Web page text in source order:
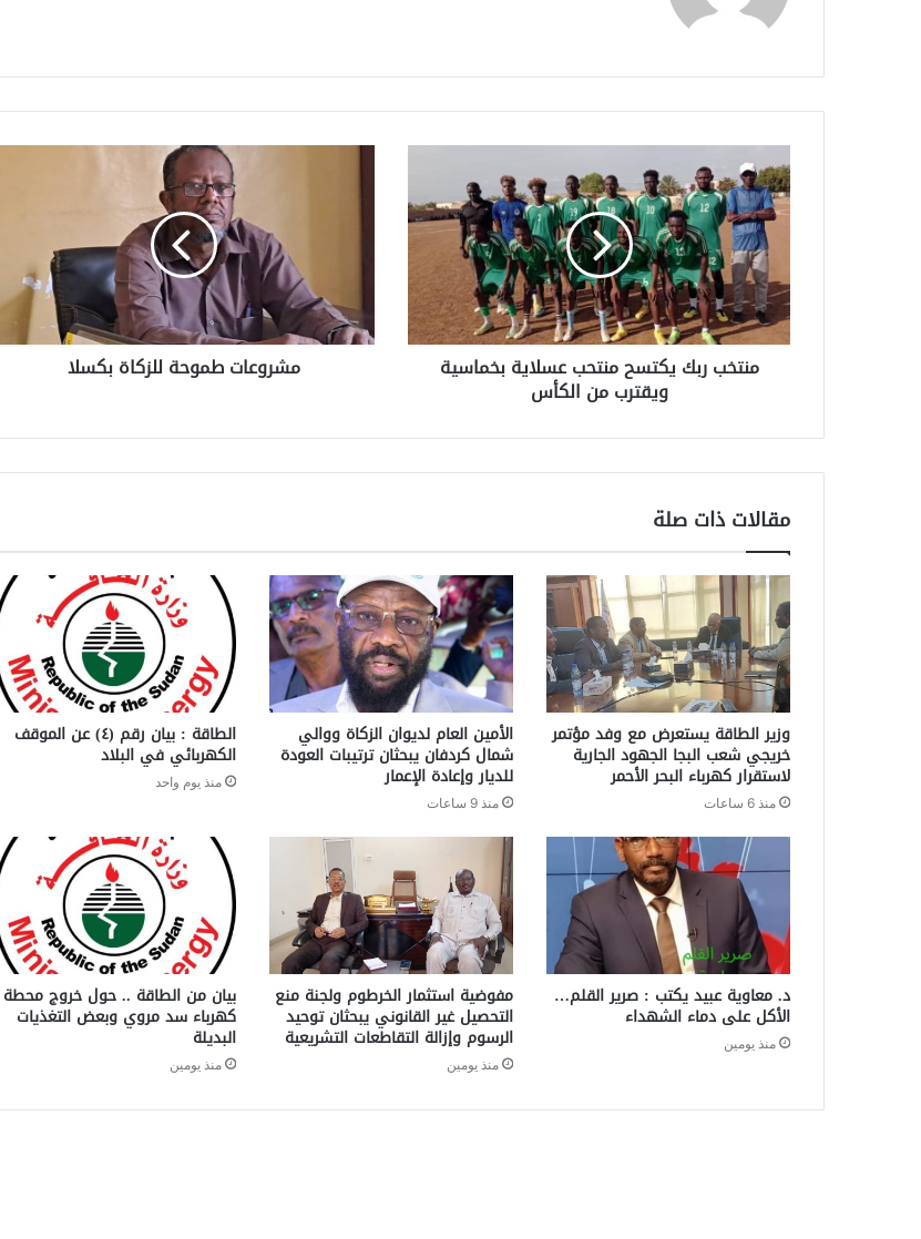
منتخب ربك يكتسح منتحب عسلاية بخماسية
ويقترب من الكأس
مشروعات طموحة للزكاة بكسلا
مقالات ذات صلة
وزير الطاقة يستعرض مع وفد مؤتمر
خريجي شعب البجا الجهود الجارية
لاستقرار كهرباء البحر الأحمر
منذ 6 ساعات
الأمين العام لديوان الزكاة ووالي
شمال كردفان يبحثان ترتيبات العودة
للديار وإعادة الإعمار
منذ 9 ساعات
الطاقة : بيان رقم (٤) ​عن الموقف
الكهربائي في البلاد
منذ يوم واحد
د. معاوية عبيد يكتب : صرير القلم…
الأكل على دماء الشهداء
منذ يومين
مفوضية استثمار الخرطوم ولجنة منع
التحصيل غير القانوني يبحثان توحيد
الرسوم وإزالة التقاطعات التشريعية
منذ يومين
بيان من الطاقة .. حول خروج محطة
كهرباء سد مروي وبعض التغذيات
البديلة
منذ يومين